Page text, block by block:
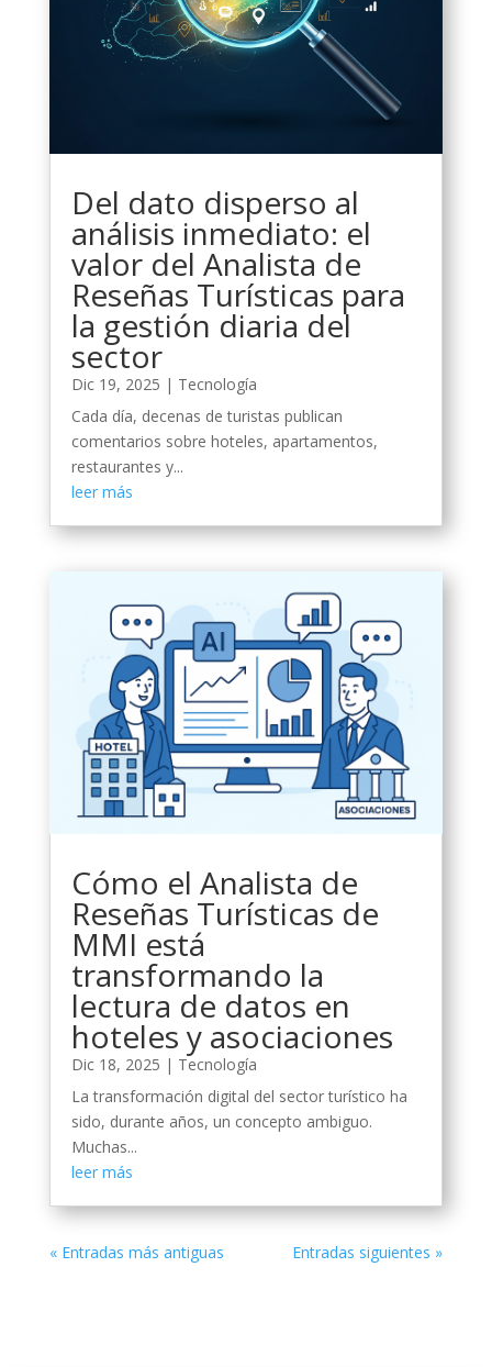
Del dato disperso al
análisis inmediato: el
valor del Analista de
Reseñas Turísticas para
la gestión diaria del
sector
Dic 19, 2025 | Tecnología
Cada día, decenas de turistas publican
comentarios sobre hoteles, apartamentos,
restaurantes y...
leer más
Cómo el Analista de
Reseñas Turísticas de
MMI está
transformando la
lectura de datos en
hoteles y asociaciones
Dic 18, 2025 | Tecnología
La transformación digital del sector turístico ha
sido, durante años, un concepto ambiguo.
Muchas...
leer más
« Entradas más antiguas Entradas siguientes »